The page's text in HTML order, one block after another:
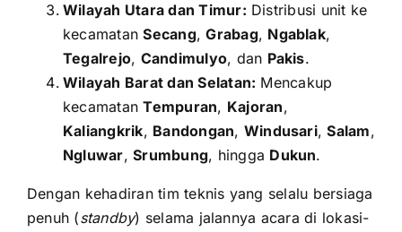
Wilayah Utara dan Timur: Distribusi unit ke
kecamatanSecang,Grabag, Ngablak,
Tegalrejo, Candimulyo, dan Pakis.
Wilayah Barat dan Selatan: Mencakup
kecamatanTempuran, Kajoran,
Kaliangkrik, Bandongan, Windusari,Salam,
Ngluwar,Srumbung, hingga Dukun.
Dengan kehadiran tim teknis yang selalu bersiaga
penuh (standby) selama jalannya acara di lokasi-